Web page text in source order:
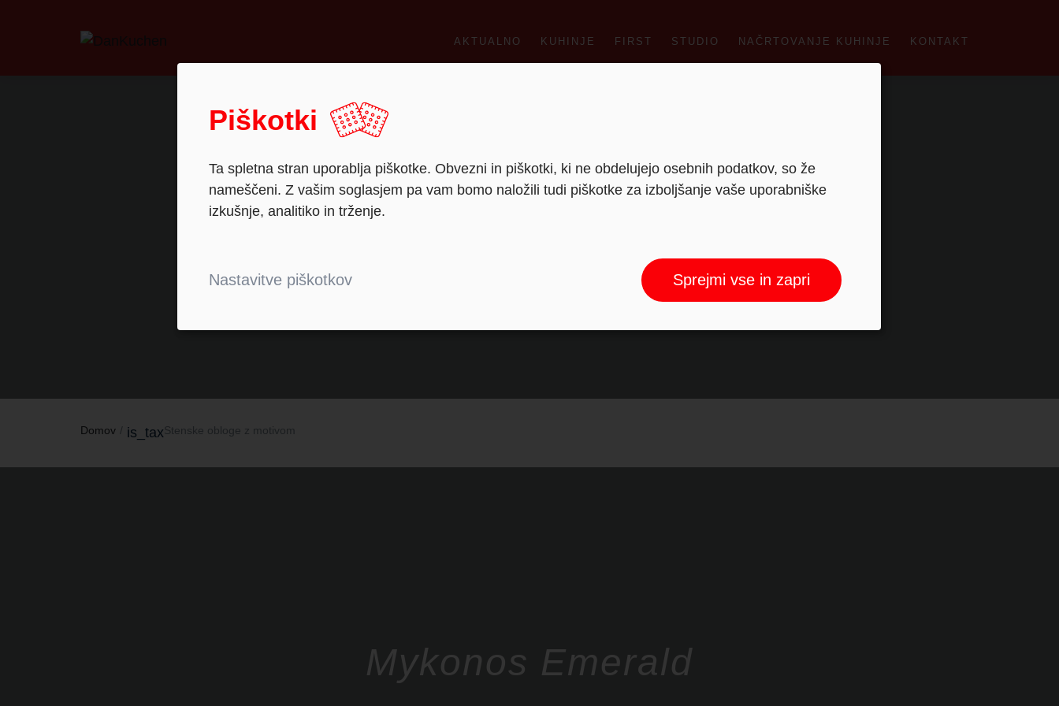
AKTUALNO KUHINJE FIRST STUDIO NAČRTOVANJE KUHINJE KONTAKT
Bambus grün
Domov is_taxStenske obloge z motivom
Mykonos Emerald
Piškotki
Ta spletna stran uporablja piškotke. Obvezni in piškotki, ki ne obdelujejo osebnih podatkov, so že
nameščeni. Z vašim soglasjem pa vam bomo naložili tudi piškotke za izboljšanje vaše uporabniške
izkušnje, analitiko in trženje.
Nastavitve piškotkov Sprejmi vse in zapri